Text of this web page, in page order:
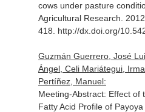
cows under pasture
Agricultural Research .
418. http://dx.doi.org/
Guzmán Guerrero, José
Ángel, Celi Mariátegui,
Pertíñez, Manuel:
Meeting-Abstract: Effect of
Fatty Acid Profile of Payoya